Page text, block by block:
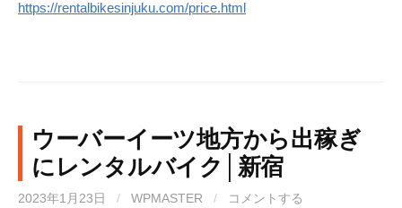
https://rentalbikesinjuku.com/price.html
ウーバーイーツ地方から出稼ぎ
にレンタルバイク│新宿
2023年1月23日 / WPMASTER / コメントする